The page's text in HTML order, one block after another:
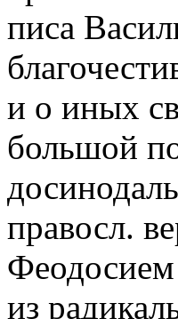
писа
и о иных
большой
правосл.
Феодосием
из